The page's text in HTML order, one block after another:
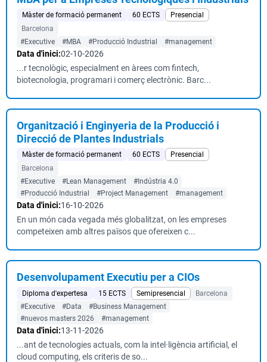
Màster de formació permanent 60 ECTS
Presencial
Barcelona
#Executive
#MBA #Producció Industrial #management
Data d'inici:02-10-2026
...r tecnològic, especialment en àrees com fintech,
biotecnologia, programari i comerç electrònic. Barc...
Organització i Enginyeria de la Producció i
Direcció de Plantes Industrials
Màster de formació permanent 60 ECTS
Presencial
Barcelona
#Executive
#Lean Management
#Indústria 4.0
#Producció Industrial
#Project Management #management
Data d'inici:16-10-2026
En un món cada vegada més globalitzat, on les empreses
competeixen amb altres països que ofereixen c...
Desenvolupament Executiu per a CIOs
Diploma d'expertesa 15 ECTS Semipresencial
Barcelona
#Executive
#Data
#Business Management
#nuevos masters 2026
#management
Data d'inici:13-11-2026
...ant de tecnologies actuals, com la intel·ligència artificial, el
cloud computing, els criteris de so...